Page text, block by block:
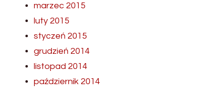
marzec 2015
luty 2015
styczeń 2015
grudzień 2014
listopad 2014
październik 2014